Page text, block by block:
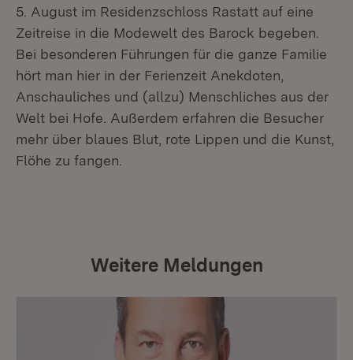
5. August im Residenzschloss Rastatt auf eine
Zeitreise in die Modewelt des Barock begeben.
Bei besonderen Führungen für die ganze Familie
hört man hier in der Ferienzeit Anekdoten,
Anschauliches und (allzu) Menschliches aus der
Welt bei Hofe. Außerdem erfahren die Besucher
mehr über blaues Blut, rote Lippen und die Kunst,
Flöhe zu fangen.
Weitere Meldungen